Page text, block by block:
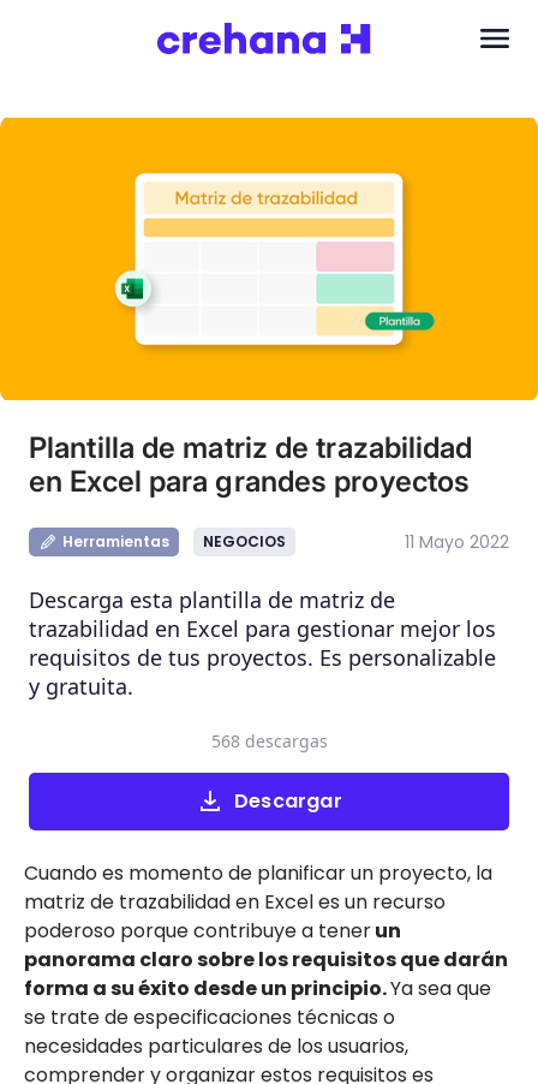
Plantilla de matriz de trazabilidad
en Excel para grandes proyectos
Herramientas NEGOCIOS 11 Mayo 2022
Descarga esta plantilla de matriz de
trazabilidad en Excel para gestionar mejor los
requisitos de tus proyectos. Es personalizable
y gratuita.
Descargar
568 descargas
Cuando es momento de planificar un proyecto, la
matriz de trazabilidad en Excel es un recurso
poderoso porque contribuye a tenerun
panorama claro sobre los requisitos que darán
forma a su éxito desde un principio.Ya sea que
se trate de especificaciones técnicas o
necesidades particulares de los usuarios,
comprender y organizar estos requisitos es